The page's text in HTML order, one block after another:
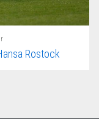
Rostock